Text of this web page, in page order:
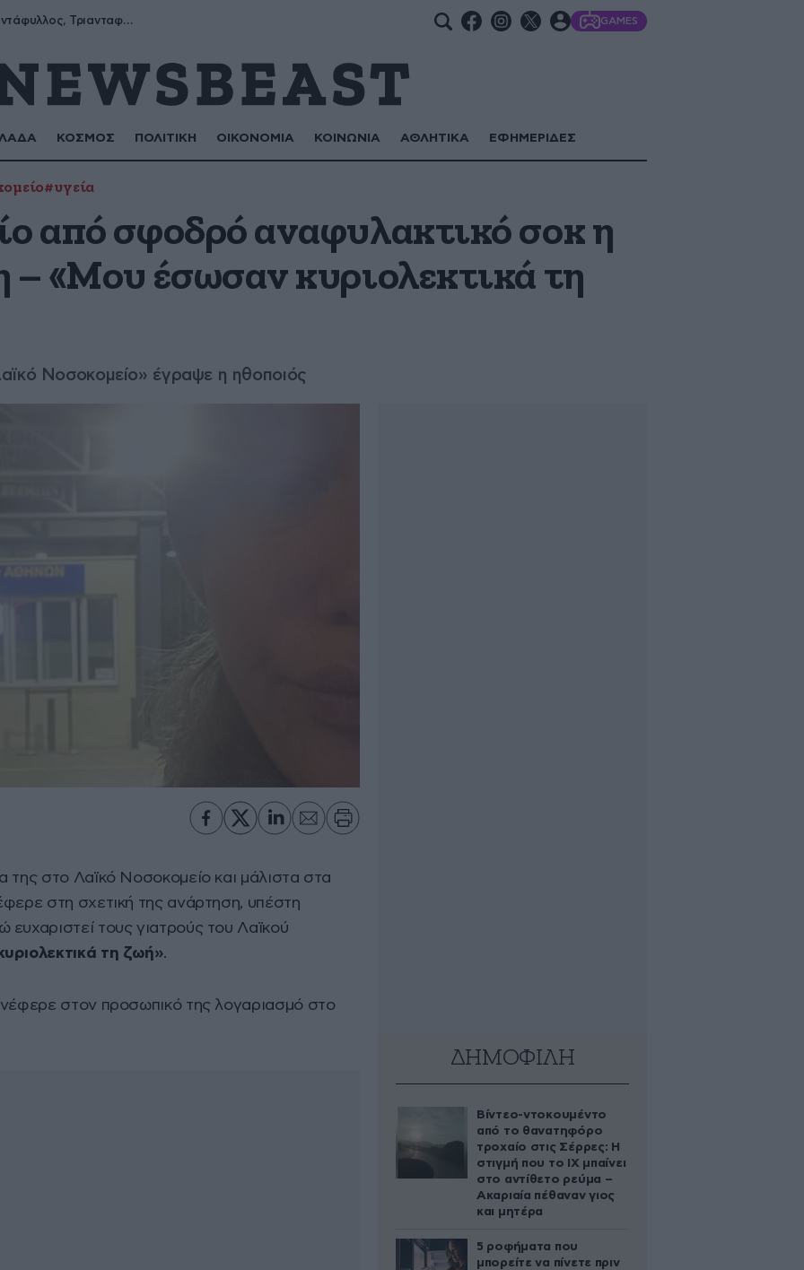
Μύρων, Τριαντάφυλλος, Τριανταφυλλιά, Φυλλιώ, Ρόζα GAMES
ΚΟΣΜΟΣ ΠΟΛΙΤΙΚΗ ΟΙΚΟΝΟΜΙΑ ΚΟΙΝΩΝΙΑ ΑΘΛΗΤΙΚΑ ΕΦΗΜΕΡΙΔΕΣ
#υγεία
από σφοδρό αναφυλακτικό σοκ η
– «Μου έσωσαν κυριολεκτικά τη
Νοσοκομείο» έγραψε η ηθοποιός
της στο Λαϊκό Νοσοκομείο και μάλιστα στα
στη σχετική της ανάρτηση, υπέστη
τους γιατρούς του Λαϊκού
τη ζωή».
στον προσωπικό της λογαριασμό στο
ΔΗΜΟΦΙΛΗ
Βίντεο-ντοκουμέντο
από το θανατηφόρο
τροχαίο στις Σέρρες: Η
στιγμή που το ΙΧ μπαίνει
στο αντίθετο ρεύμα –
Ακαριαία πέθαναν γιος
και μητέρα
5 ροφήματα που
μπορείτε να πίνετε πριν